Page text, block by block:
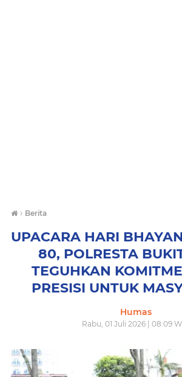
› Berita
UPACARA HARI
80, POLRESTA
TEGUHKAN
PRESISI UNTUK
Humas
Rabu, 01 Juli 2026 | 08:09